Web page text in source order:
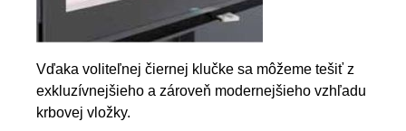
Vďaka voliteľnej čiernej klučke sa môžeme tešiť z
exkluzívnejšieho a zároveň modernejšieho vzhľadu
krbovej vložky.